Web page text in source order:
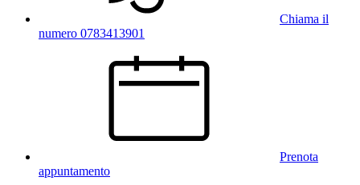
Chiama il
numero 0783413901
Prenota
appuntamento